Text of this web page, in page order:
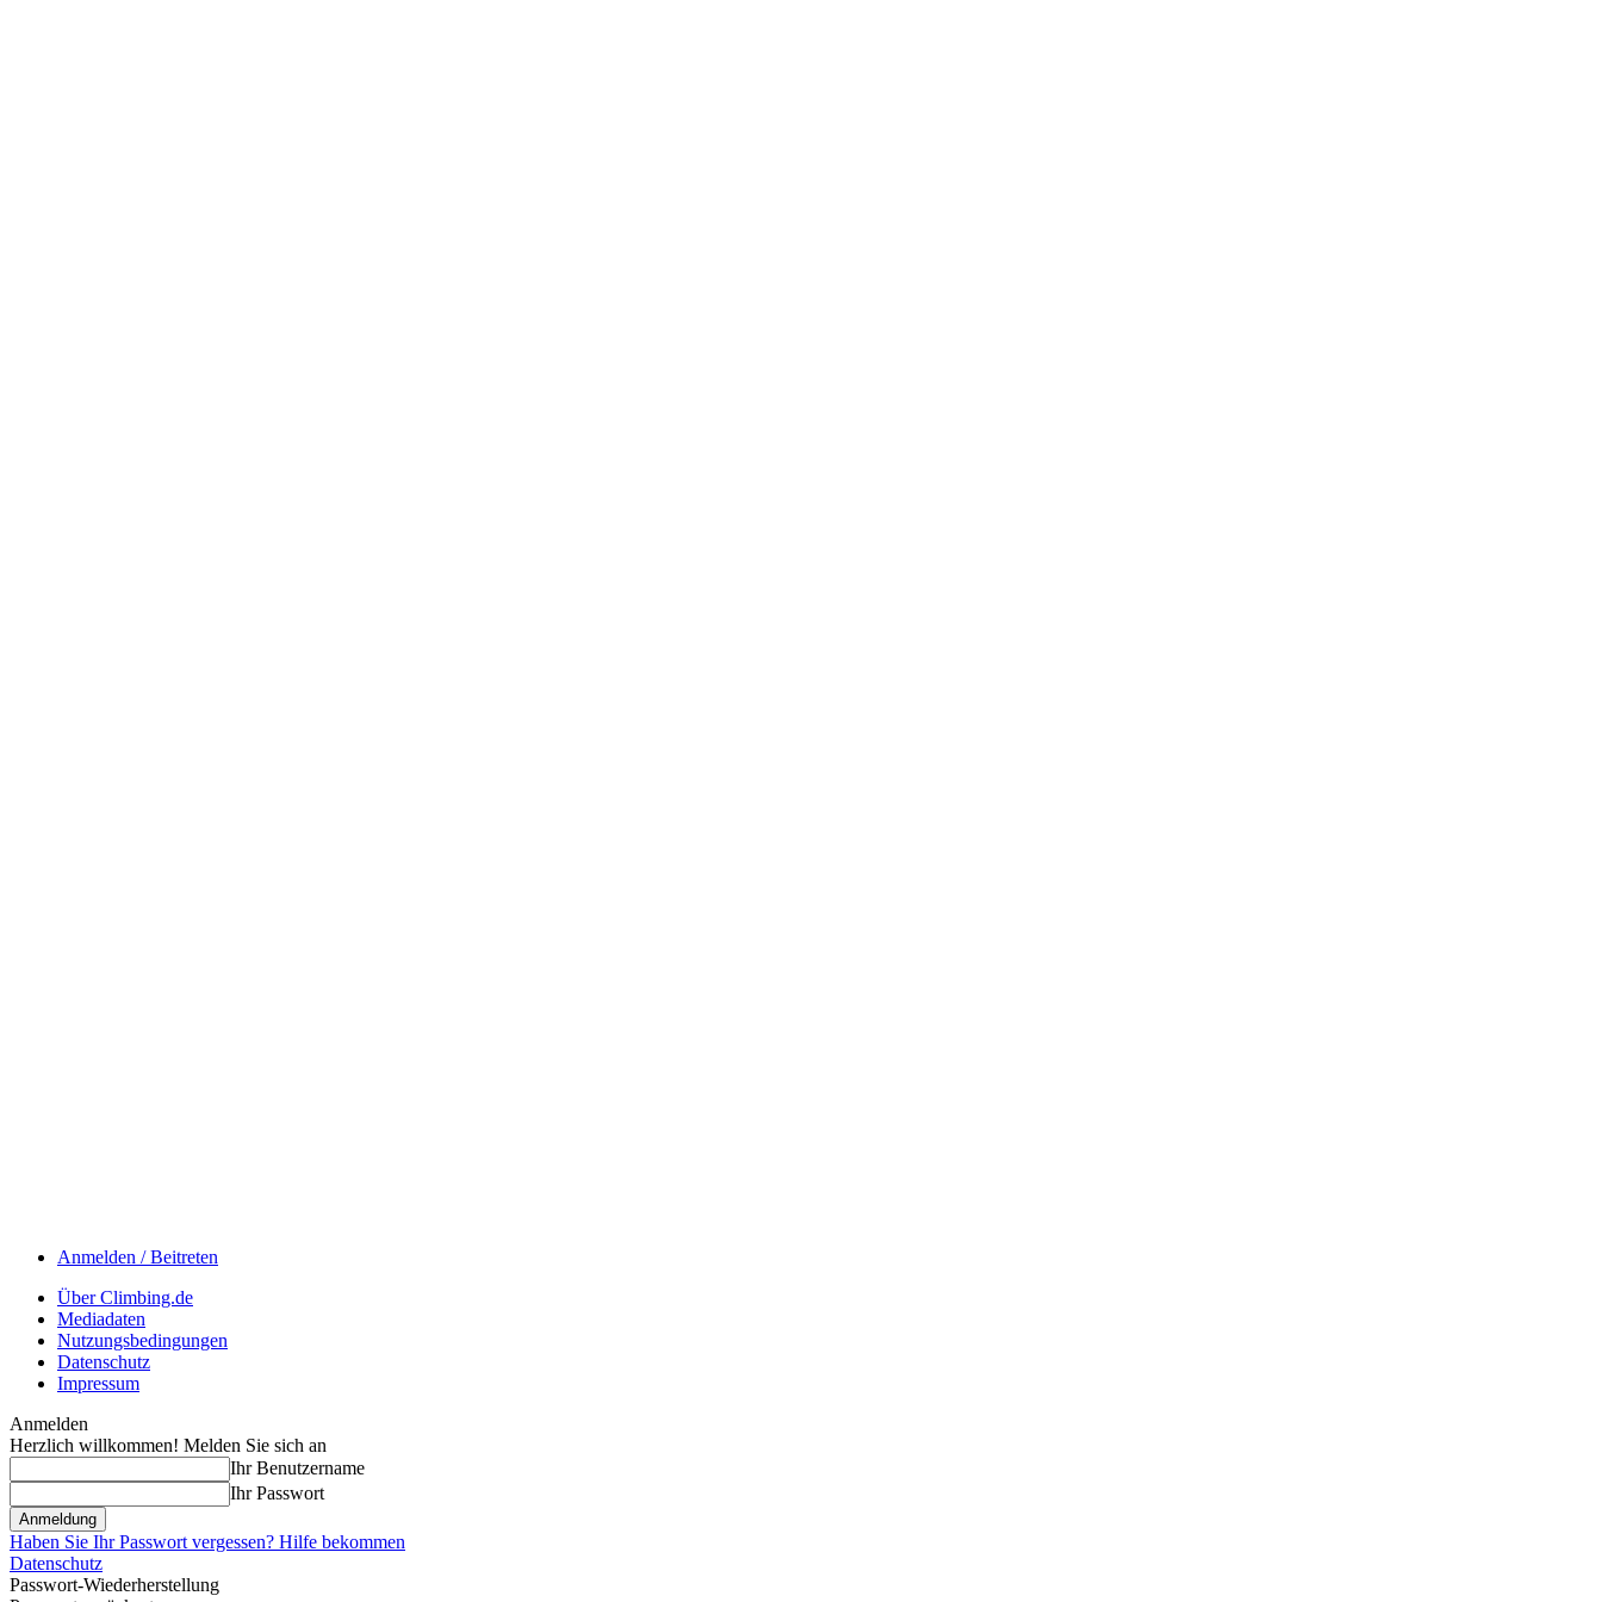
Anmelden / Beitreten
Über Climbing.de
Mediadaten
Nutzungsbedingungen
Datenschutz
Impressum
Anmelden
Herzlich willkommen! Melden Sie sich an
Ihr Benutzername
Ihr Passwort
Haben Sie Ihr Passwort vergessen? Hilfe bekommen
Datenschutz
Passwort-Wiederherstellung